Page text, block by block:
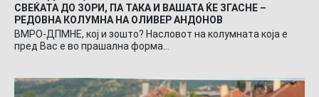
СВЕЌАТА ДО ЗОРИ, ПА ТАКА И ВАШАТА ЌЕ ЗГАСНЕ –
РЕДОВНА КОЛУМНА НА ОЛИВЕР АНДОНОВ
ВМРО-ДПМНЕ, кој и зошто? Насловот на колумната која е
пред Вас е во прашална форма…